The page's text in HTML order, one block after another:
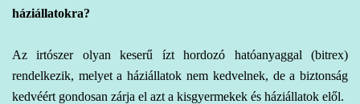
háziállatokra?
Az irtószer olyan keserű ízt hordozó hatóanyaggal (bitrex)
rendelkezik, melyet a háziállatok nem kedvelnek, de a biztonság
kedvéért gondosan zárja el azt a kisgyermekek és háziállatok elől.